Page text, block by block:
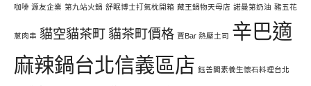
咖啡 源友企業 第九站火鍋 舒眠博士打氣枕開箱 藏王鍋物天母店 諾曼第奶油 豬五花
蔥肉串 貓空貓茶町貓茶町價格 賈Bar 熱壓土司 辛巴適
麻辣鍋台北信義區店 鈺善閣素養生懷石料理台北